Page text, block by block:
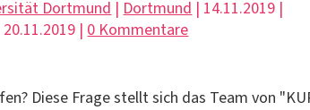
Dortmund | Dortmund | 14.11.2019 |
| 0 Kommentare
Diese Frage stellt sich das Team von